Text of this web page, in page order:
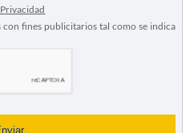
fines publicitarios tal como se indica